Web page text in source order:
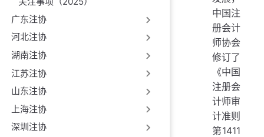
广东注协
河北注协
湖南注协
江苏注协
山东注协
上海注协
深圳注协
中国注
册会计
师协会
修订了
《中国
注册会
计师审
计准则
第1411